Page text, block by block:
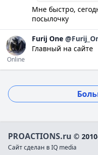
Мне быстро,
посылочку
Online
Furij One
Главный на сайте
PROACTIONS.ru ©
Сайт сделан в IQ media